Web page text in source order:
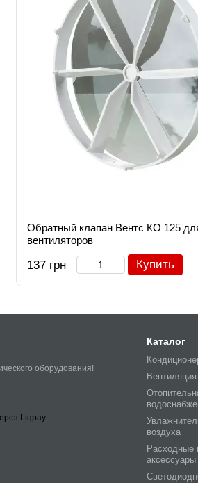
Обратный клапан Вентс КО 125
вентиляторов
137 грн Купить
оборудования!
Каталог
воздуха
Расходные
аксессуары